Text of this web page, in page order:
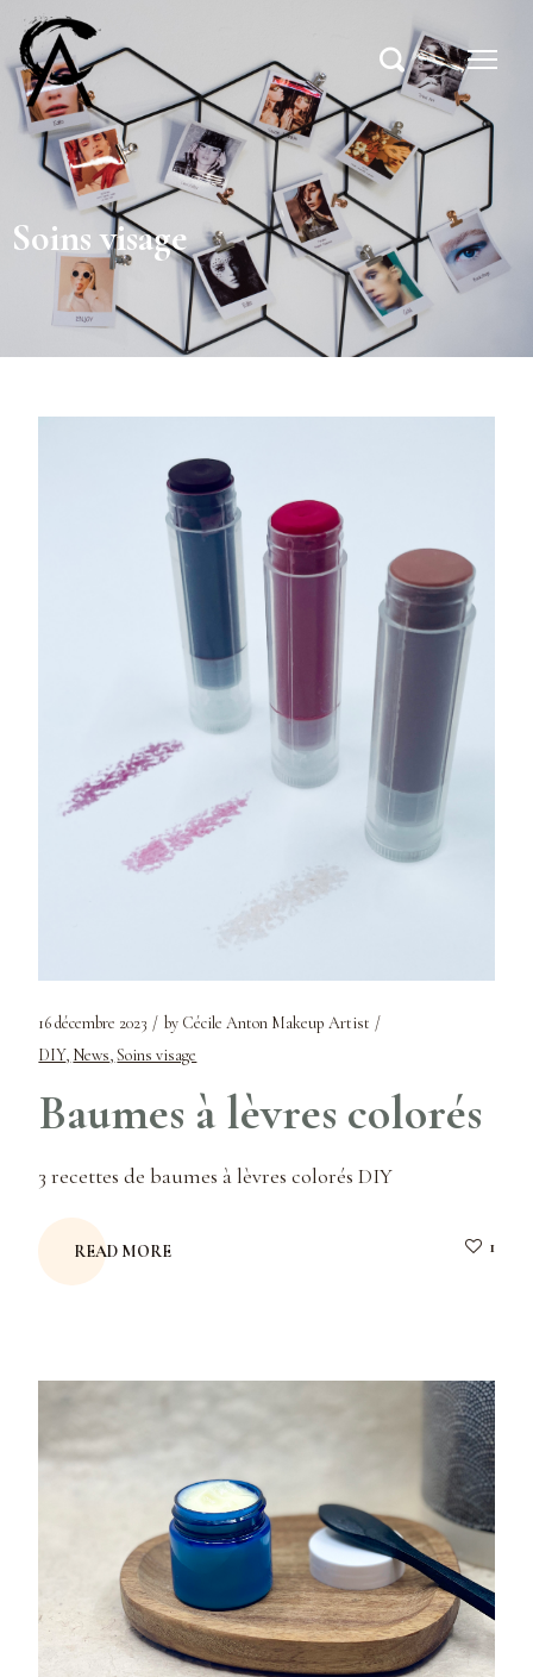
Soins visage
16 décembre 2023 by Cécile Anton Makeup Artist
DIY News Soins visage
Baumes à lèvres colorés
3 recettes de baumes à lèvres colorés DIY
READ MORE 1